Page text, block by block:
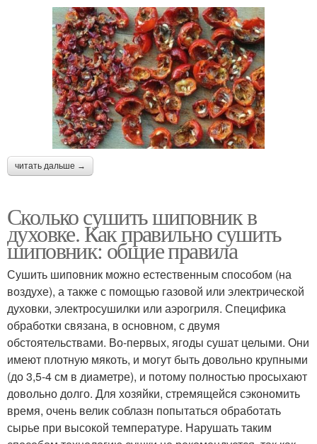
читать дальше →
Сколько сушить шиповник в
духовке. Как правильно сушить
шиповник: общие правила
Сушить шиповник можно естественным способом (на
воздухе), а также с помощью газовой или электрической
духовки, электросушилки или аэрогриля. Специфика
обработки связана, в основном, с двумя
обстоятельствами. Во-первых, ягоды сушат целыми. Они
имеют плотную мякоть, и могут быть довольно крупными
(до 3,5-4 см в диаметре), и потому полностью просыхают
довольно долго. Для хозяйки, стремящейся сэкономить
время, очень велик соблазн попытаться обработать
сырье при высокой температуре. Нарушать таким